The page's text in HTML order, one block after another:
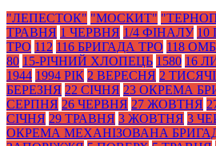
"ЛЕПЕСТОК" "МОСКИТ"
ТРАВНЯ 1 ЧЕРВНЯ 1/4 ФІНАЛУ 10
ТРО 112 116 БРИГАДА ТРО 118
80 15-РІЧНИЙ ХЛОПЕЦЬ 1580 16
1944 1994 РІК 2 ВЕРЕСНЯ 2
БЕРЕЗНЯ 22 СІЧНЯ 23 ОКРЕМА
СЕРПНЯ 26 ЧЕРВНЯ 27 ЖОВТНЯ
СІЧНЯ 29 ТРАВНЯ 3 ЖОВТНЯ 3
ОКРЕМА МЕХАНІЗОВАНА